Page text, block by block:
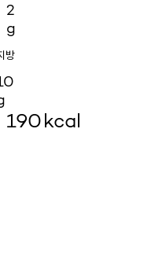
2
g
방
190kcal